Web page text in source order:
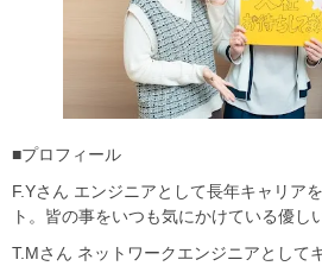
■プロフィール
F.Yさん エンジニアとして長年キャリア
ト。皆の事をいつも気にかけている優し
T.Mさん ネットワークエンジニアとして